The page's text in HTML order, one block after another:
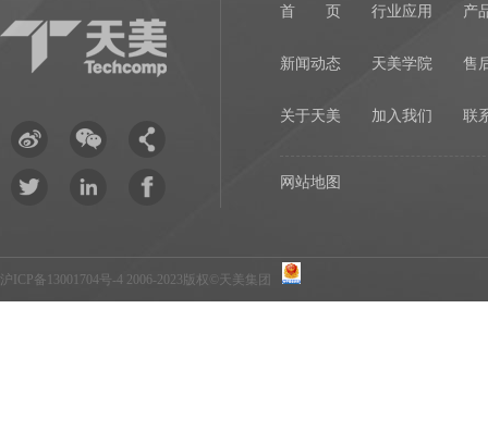
首 页 行业应用 产
新闻动态 天美学院 售
关于天美 加入我们 联
网站地图
沪ICP备13001704号-4 2006-2023版权©天美集团